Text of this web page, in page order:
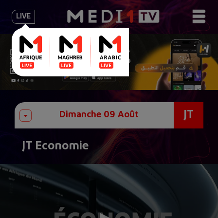
LIVE
JT
JT Economie